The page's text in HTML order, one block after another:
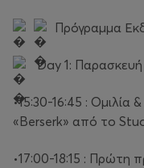
Πρόγραμμα
Day 1: Παρασκευή
•15:30-16:45 :
«Berserk» από το
•17:00-18:15 : Πρώτη